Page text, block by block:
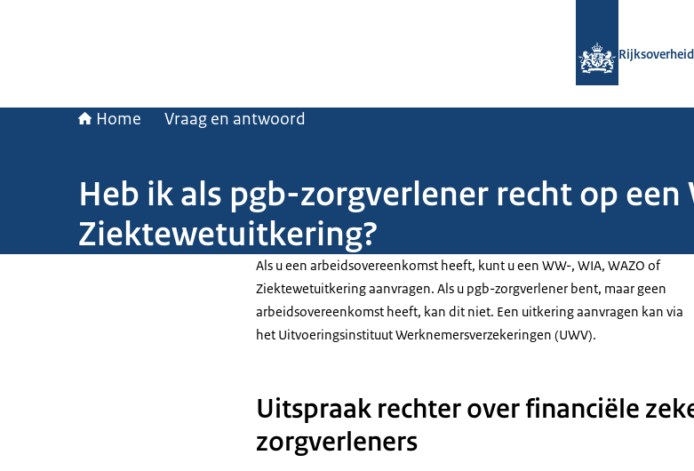
Rijksoverheid
Home Vraag en antwoord
Heb ik als pgb-zorgverlener recht op
Ziektewetuitkering?
Als u een arbeidsovereenkomst heeft, kunt u een WW-, WIA, WAZO of
Ziektewetuitkering aanvragen. Als u pgb-zorgverlener bent, maar geen
arbeidsovereenkomst heeft, kan dit niet. Een uitkering aanvragen kan via
het Uitvoeringsinstituut Werknemersverzekeringen (UWV).
Uitspraak rechter over financiële
zorgverleners